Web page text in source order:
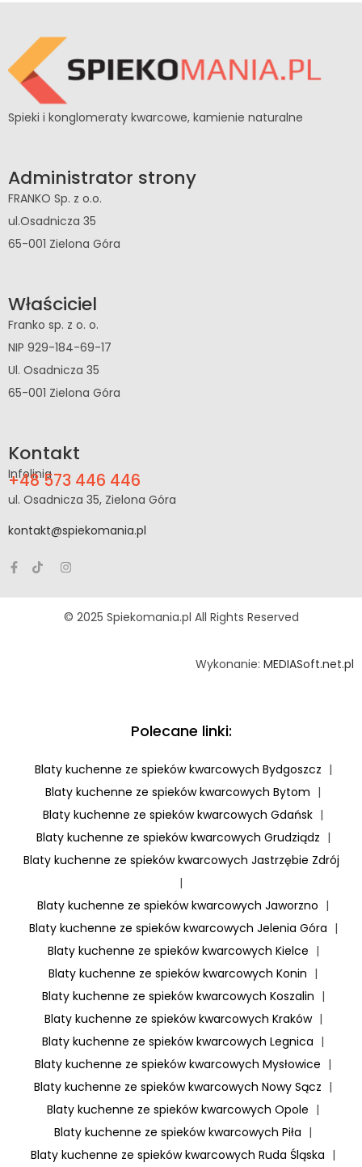
Spieki i konglomeraty kwarcowe, kamienie naturalne
Administrator strony
FRANKO Sp. z o.o.
ul.Osadnicza 35
65-001 Zielona Góra
Właściciel
Franko sp. z o. o.
NIP 929-184-69-17
Ul. Osadnicza 35
65-001 Zielona Góra
Kontakt
Infolinia
+48 573 446 446
ul. Osadnicza 35, Zielona Góra
kontakt@spiekomania.pl
© 2025 Spiekomania.pl All Rights Reserved
Wykonanie: MEDIASoft.net.pl
Polecane linki:
Blaty kuchenne ze spieków kwarcowych Bydgoszcz |
Blaty kuchenne ze spieków kwarcowych Bytom |
Blaty kuchenne ze spieków kwarcowych Gdańsk |
Blaty kuchenne ze spieków kwarcowych Grudziądz |
Blaty kuchenne ze spieków kwarcowych Jastrzębie Zdrój
|
Blaty kuchenne ze spieków kwarcowych Jaworzno |
Blaty kuchenne ze spieków kwarcowych Jelenia Góra |
Blaty kuchenne ze spieków kwarcowych Kielce |
Blaty kuchenne ze spieków kwarcowych Konin |
Blaty kuchenne ze spieków kwarcowych Koszalin |
Blaty kuchenne ze spieków kwarcowych Kraków |
Blaty kuchenne ze spieków kwarcowych Legnica |
Blaty kuchenne ze spieków kwarcowych Mysłowice |
Blaty kuchenne ze spieków kwarcowych Nowy Sącz |
Blaty kuchenne ze spieków kwarcowych Opole |
Blaty kuchenne ze spieków kwarcowych Piła |
Blaty kuchenne ze spieków kwarcowych Ruda Śląska |